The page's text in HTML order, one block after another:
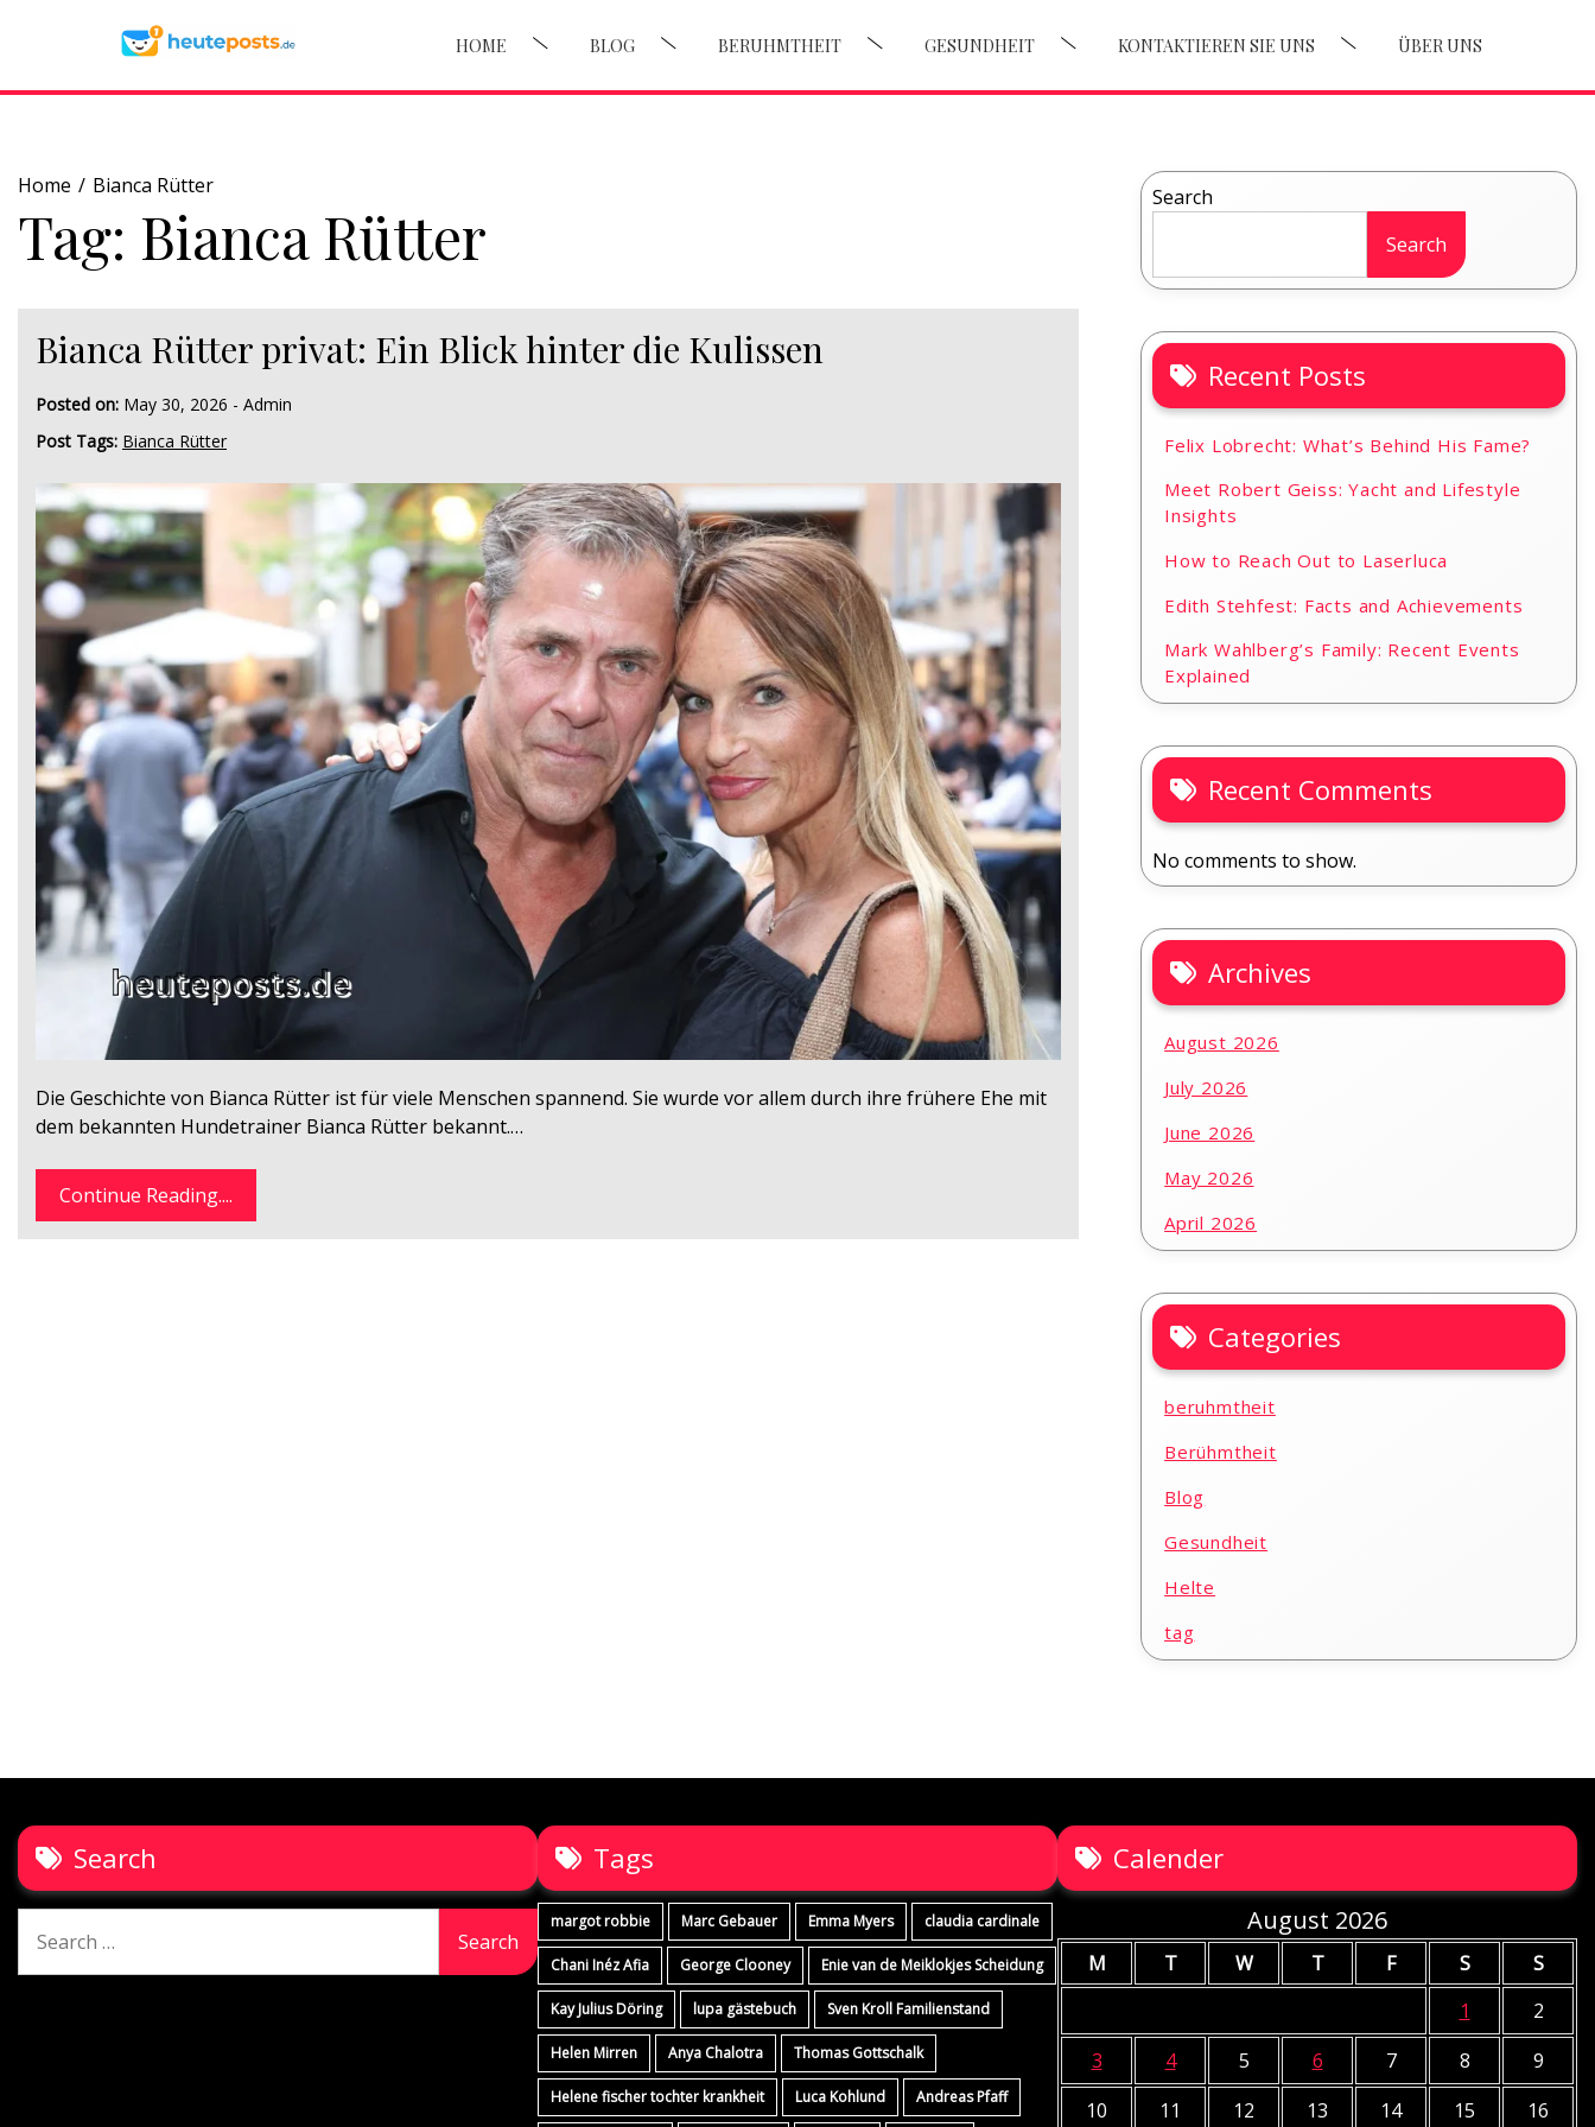
HOME BLOG BERUHMTHEIT GESUNDHEIT KONTAKTIEREN SIE UNS ÜBER UNS
Home Bianca Rütter
Tag: Bianca Rütter
Bianca Rütter privat: Ein Blick hinter die Kulissen
Posted on: May 30, 2026 - Admin
Post Tags: Bianca Rütter
Die Geschichte von Bianca Rütter ist für viele Menschen spannend. Sie wurde vor allem durch ihre frühere Ehe mit
dem bekannten Hundetrainer Bianca Rütter bekannt.…
Continue Reading....
Search
Search
Recent Posts
Felix Lobrecht: What’s Behind His Fame?
Meet Robert Geiss: Yacht and Lifestyle
Insights
How to Reach Out to Laserluca
Edith Stehfest: Facts and Achievements
Mark Wahlberg’s Family: Recent Events
Explained
Recent Comments
No comments to show.
Archives
August 2026
July 2026
June 2026
May 2026
April 2026
Categories
beruhmtheit
Berühmtheit
Blog
Gesundheit
Helte
tag
Search
for:
Tags
margot robbie Marc Gebauer Emma Myers claudia cardinale
Chani Inéz Afia George Clooney Enie van de Meiklokjes Scheidung
Kay Julius Döring lupa gästebuch Sven Kroll Familienstand
Helen Mirren Anya Chalotra Thomas Gottschalk
Helene fischer tochter krankheit Luca Kohlund Andreas Pfaff
Calender
August 2026
M T W T F S
S
1
2
3
4 5 6 7 8
9
10
11 12 13 14 15 16